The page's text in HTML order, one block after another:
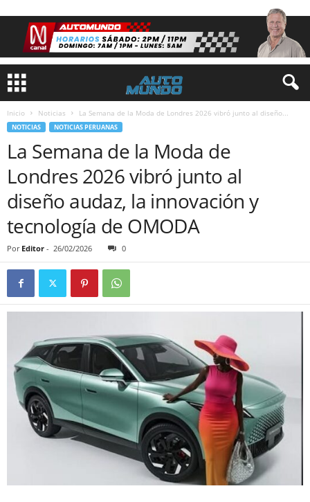
Inicio Noticias La Semana de la Moda de Londres 2026 vibró junto al diseño...
NOTICIAS NOTICIAS PERUANAS
La Semana de la Moda de
Londres 2026 vibró junto al
diseño audaz, la innovación y
tecnología de OMODA
Por Editor - 26/02/2026 0